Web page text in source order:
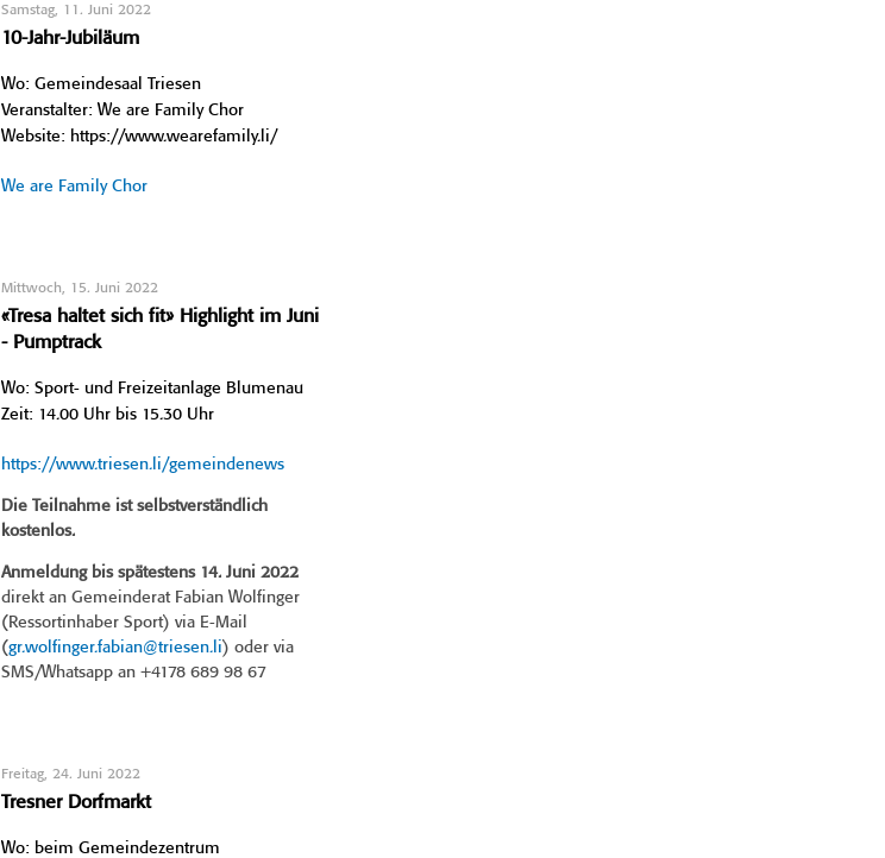
Samstag, 11. Juni 2022
10-Jahr-Jubiläum
Wo: Gemeindesaal Triesen
Veranstalter: We are Family Chor
Website: https://www.wearefamily.li/
We are Family Chor
Mittwoch, 15. Juni 2022
«Tresa haltet sich fit» Highlight im Juni
- Pumptrack
Wo: Sport- und Freizeitanlage Blumenau
Zeit: 14.00 Uhr bis 15.30 Uhr
https://www.triesen.li/gemeindenews
Die Teilnahme ist selbstverständlich
kostenlos.
Anmeldung bis spätestens 14. Juni 2022
direkt an Gemeinderat Fabian Wolfinger
(Ressortinhaber Sport) via E-Mail
(gr.wolfinger.fabian@triesen.li) oder via
SMS/Whatsapp an +4178 689 98 67
Freitag, 24. Juni 2022
Tresner Dorfmarkt
Wo: beim Gemeindezentrum